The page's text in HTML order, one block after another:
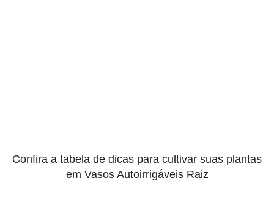
Confira a tabela de dicas para cultivar suas plantas
em Vasos Autoirrigáveis Raiz